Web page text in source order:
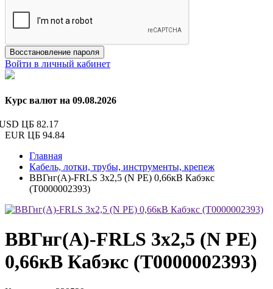
Восстановление пароля
Войти в личный кабинет
Курс валют на 09.08.2026
ЦБ 82.17
EUR ЦБ 94.84
Главная
Кабель, лотки, трубы, инструменты, крепеж
ВВГнг(А)-FRLS 3х2,5 (N PE) 0,66кВ Кабэкс
(Т0000002393)
ВВГнг(А)-FRLS 3х2,5 (N PE)
0,66кВ Кабэкс (Т0000002393)